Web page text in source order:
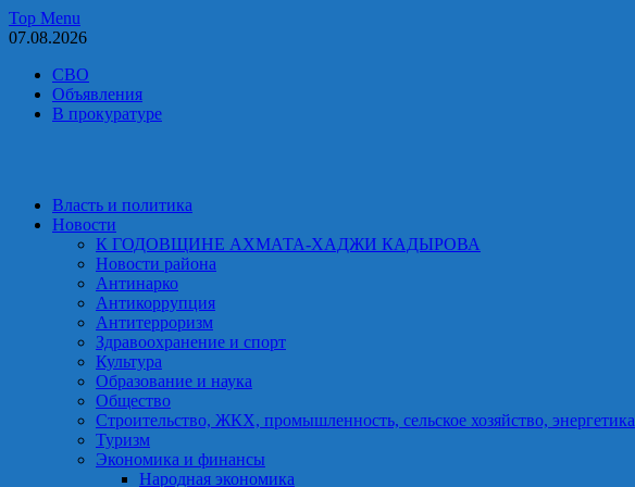
Skip
to
Top Menu
07.08.2026
СВО
Объявления
В прокуратуре
Власть и политика
Новости
К ГОДОВЩИНЕ АХМАТА-ХАДЖИ КАДЫРОВА
Новости района
Антинарко
Антикоррупция
Антитерроризм
Здравоохранение и спорт
Культура
Образование и наука
Общество
Строительство, ЖКХ, промышленность, сельское хозяйство, энергетика
Туризм
Экономика и финансы
Народная экономика